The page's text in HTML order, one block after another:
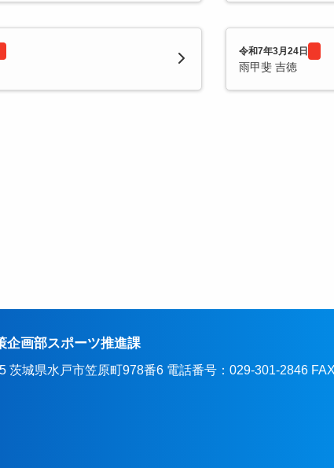
令和7年3月24日
雨甲斐 吉徳
企画部スポーツ推進課
茨城県水戸市笠原町978番6 電話番号：029-301-2846